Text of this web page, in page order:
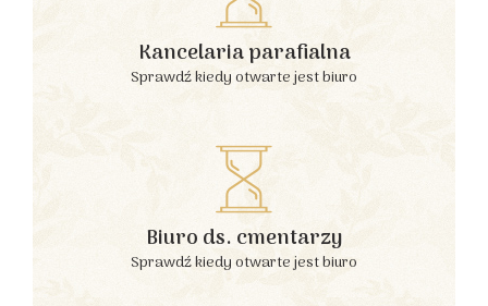
Kancelaria parafialna
Sprawdź kiedy otwarte jest biuro
Biuro ds. cmentarzy
Sprawdź kiedy otwarte jest biuro